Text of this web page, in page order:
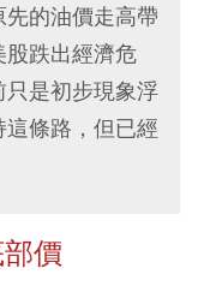
的油價走高帶
跌出經濟危
是初步現象浮
條路，但已經
價